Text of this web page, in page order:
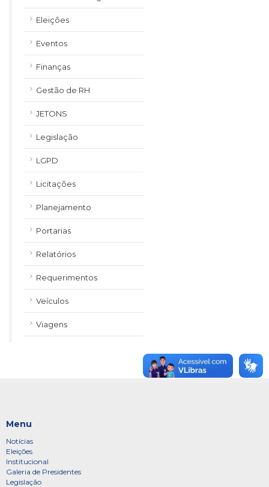
Eleições
Eventos
Finanças
Gestão de RH
JETONS
Legislação
LGPD
Licitações
Planejamento
Portarias
Relatórios
Requerimentos
Veículos
Viagens
Menu
Notícias
Eleições
Institucional
Galeria de Presidentes
Legislação